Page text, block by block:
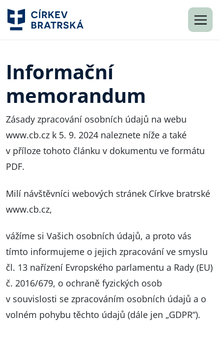
Informační
memorandum
Zásady zpracování osobních údajů na webu
www.cb.cz k 5. 9. 2024 naleznete níže a také
v příloze tohoto článku v dokumentu ve formátu
PDF.
Milí návštěvníci webových stránek Církve bratrské
www.cb.cz,
vážíme si Vašich osobních údajů, a proto vás
tímto informujeme o jejich zpracování ve smyslu
čl. 13 nařízení Evropského parlamentu a Rady (EU)
č. 2016/679, o ochraně fyzických osob
v souvislosti se zpracováním osobních údajů a o
volném pohybu těchto údajů (dále jen „GDPR“).